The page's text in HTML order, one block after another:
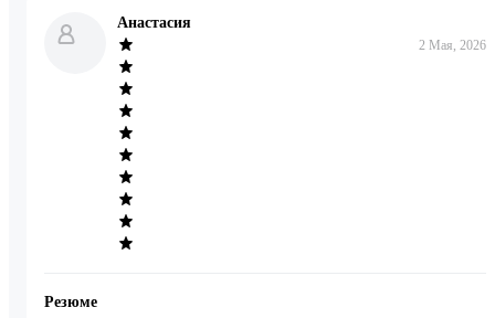
Анастасия
2 Мая, 2026
Резюме